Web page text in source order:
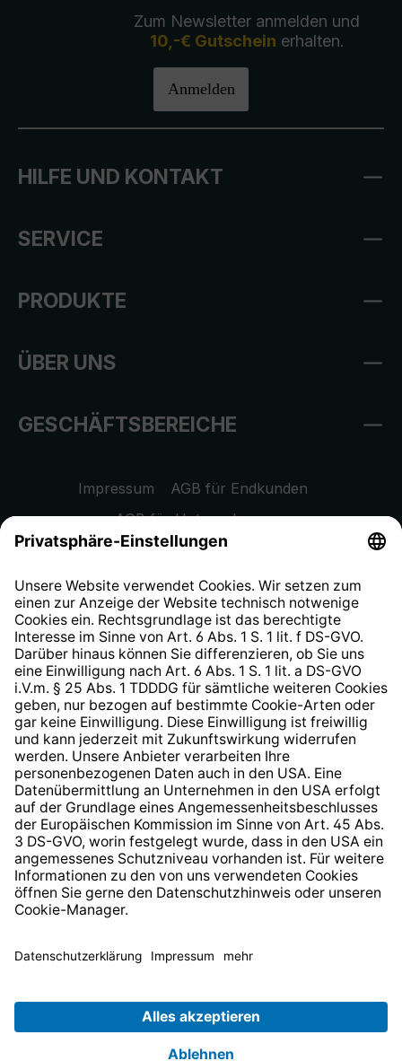
Zum Newsletter anmelden und
10,-€ Gutschein erhalten.
Anmelden
HILFE UND KONTAKT
SERVICE
PRODUKTE
ÜBER UNS
GESCHÄFTSBEREICHE
Impressum
AGB für Endkunden
AGB für Unternehmen
Datenschutzhinweis
Widerrufsrecht
Hinweisgeberschutzsystem
Barrierefreiheit
* Alle Preise inkl. gesetzl. Mehrwertsteuer zzgl.
anders angegeben.
© 2026 TechniSat Digital GmbH
TechniSat ist ein Unternehmen der